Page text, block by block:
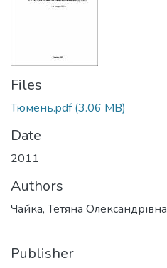
Files
Тюмень.pdf(3.06 MB)
Date
2011
Authors
Чайка, Тетяна Олександрівна
Publisher